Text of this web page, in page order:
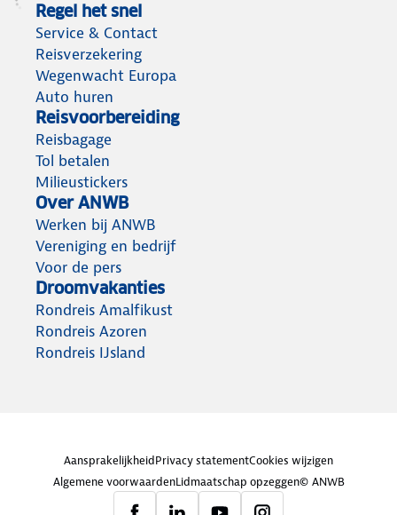
Regel het snel
Service & Contact
Reisverzekering
Wegenwacht Europa
Auto huren
Reisvoorbereiding
Reisbagage
Tol betalen
Milieustickers
Over ANWB
Werken bij ANWB
Vereniging en bedrijf
Voor de pers
Droomvakanties
Rondreis Amalfikust
Rondreis Azoren
Rondreis IJsland
AansprakelijkheidPrivacy statementCookies wijzigen
Algemene voorwaardenLidmaatschap opzeggen© ANWB